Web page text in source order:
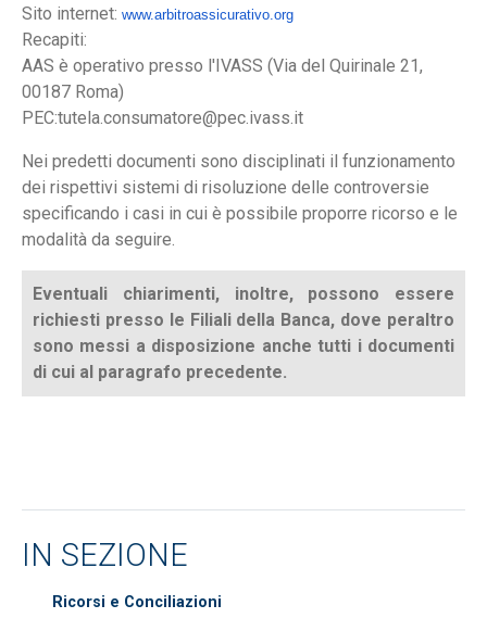
Sito internet: www.arbitroassicurativo.org
Recapiti:
AAS è operativo presso l'IVASS (Via del Quirinale 21,
00187 Roma)
PEC:tutela.consumatore@pec.ivass.it
Nei predetti documenti sono disciplinati il funzionamento
dei rispettivi sistemi di risoluzione delle controversie
specificando i casi in cui è possibile proporre ricorso e le
modalità da seguire.
Eventuali chiarimenti, inoltre, possono essere
richiesti presso le Filiali della Banca, dove peraltro
sono messi a disposizione anche tutti i documenti
di cui al paragrafo precedente.
IN SEZIONE
Ricorsi e Conciliazioni